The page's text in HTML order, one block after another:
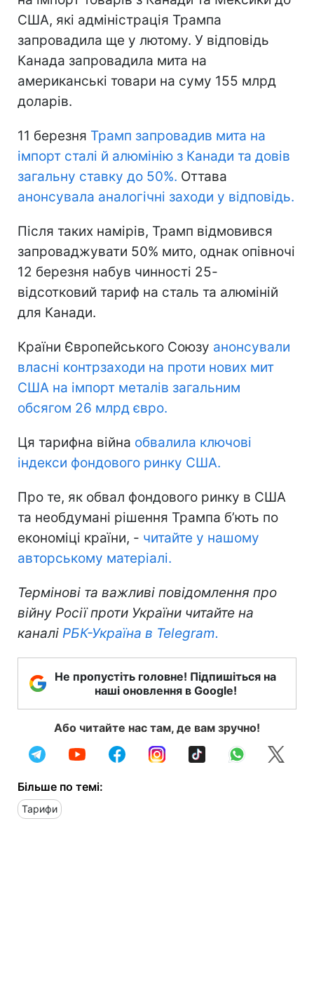
США, які адміністрація Трампа
запровадила ще у лютому. У відповідь
Канада запровадила мита на
американські товари на суму 155 млрд
доларів.
11 березня Трамп запровадив мита на
імпорт сталі й алюмінію з Канади та довів
загальну ставку до 50%. Оттава
анонсувала аналогічні заходи у відповідь.
Після таких намірів, Трамп відмовився
запроваджувати 50% мито, однак опівночі
12 березня набув чинності 25-
відсотковий тариф на сталь та алюміній
для Канади.
Країни Європейського Союзу анонсували
власні контрзаходи на проти нових мит
США на імпорт металів загальним
обсягом 26 млрд євро.
Ця тарифна війна обвалила ключові
індекси фондового ринку США.
Про те, як обвал фондового ринку в США
та необдумані рішення Трампа б’ють по
економіці країни, - читайте у нашому
авторському матеріалі.
Термінові та важливі повідомлення про
війну Росії проти України читайте на
каналі РБК-Україна в Telegram.
Не пропустіть головне! Підпишіться на
наші оновлення в Google!
Або читайте нас там, де вам зручно!
Більше по темі:
Тарифи